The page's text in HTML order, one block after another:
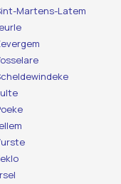
Martens-Latem